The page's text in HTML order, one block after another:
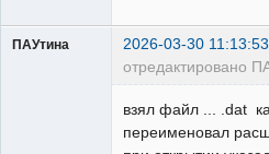
ПАУтина 2026-03-30 11:13:53
отредактировано
взял файл ... .dat
переименовал